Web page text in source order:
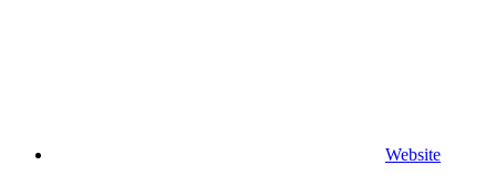
Website